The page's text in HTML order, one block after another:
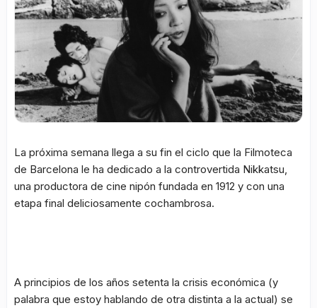
La próxima semana llega a su fin el ciclo que la Filmoteca
de Barcelona le ha dedicado a la controvertida Nikkatsu
una productora de cine nipón fundada en 1912 y con una
etapa final deliciosamente cochambrosa.
A principios de los años setenta la crisis económica (y
palabra que estoy hablando de otra distinta a la actual) se